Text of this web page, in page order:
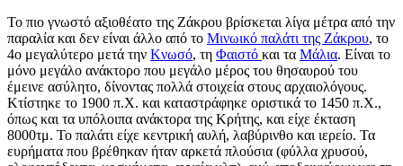
Το πιο γνωστό αξιοθέατο της Ζάκρου βρίσκεται λίγα μέτρα από την
παραλία και δεν είναι άλλο από το Μινωικό παλάτι της Ζάκρου, το
4ο μεγαλύτερο μετά την Κνωσό, τη Φαιστό και τα Μάλια. Είναι το
μόνο μεγάλο ανάκτορο που μεγάλο μέρος του θησαυρού του
έμεινε ασύλητο, δίνοντας πολλά στοιχεία στους αρχαιολόγους.
Κτίστηκε το 1900 π.Χ. και καταστράφηκε οριστικά το 1450 π.Χ.,
όπως και τα υπόλοιπα ανάκτορα της Κρήτης, και είχε έκταση
8000τμ. Το παλάτι είχε κεντρική αυλή, λαβύρινθο και ιερείο. Τα
ευρήματα που βρέθηκαν ήταν αρκετά πλούσια (φύλλα χρυσού,